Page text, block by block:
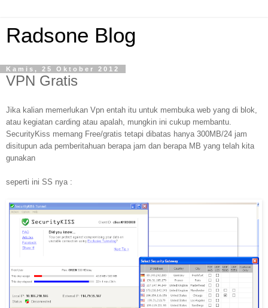
Radsone Blog
Kamis, 25 Oktober 2012
VPN Gratis
Jika kalian memerlukan Vpn entah itu untuk membuka web yang di blok,
atau kegiatan carding atau apalah, mungkin ini cukup membantu.
SecurityKiss memang Free/gratis tetapi dibatas hanya 300MB/24 jam
disitupun ada pemberitahuan berapa jam dan berapa MB yang telah kita
gunakan
seperti ini SS nya :